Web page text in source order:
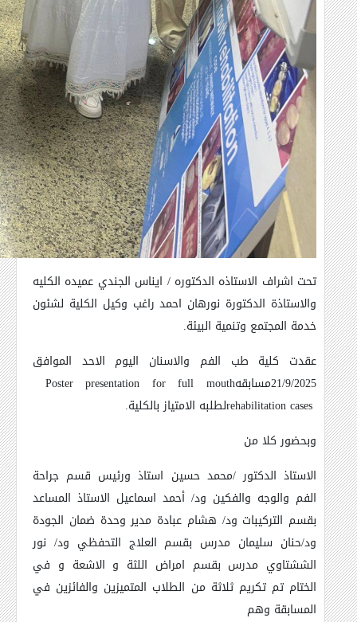
تحت اشراف الاستاذه الدكتوره / ايناس الجندي عميده الكليه
والاستاذة الدكتورة نورهان احمد راغب وكيل الكلية لشئون
خدمة المجتمع وتنمية البيئة.
عقدت كلية طب الفم والاسنان اليوم الاحد الموافق
21/9/2025مسابقه
Poster presentation for full mouth
rehabilitation casesلطلبه الامتياز بالكلية.
وبحضور كلا من
الاستاذ الدكتور /محمد حسين استاذ ورئيس قسم جراحة
الفم والوجه والفكين ود/ أحمد اسماعيل الاستاذ المساعد
بقسم التركيبات ود/ هشام عبادة مدير وحدة ضمان الجودة
ود/حنان سليمان مدرس بقسم العلاج التحفظي ود/ نور
الششتاوي مدرس بقسم امراض اللثة و الاشعة و في
الختام تم تكريم ثلاثة من الطلاب المتميزين والفائزين في
المسابقة وهم